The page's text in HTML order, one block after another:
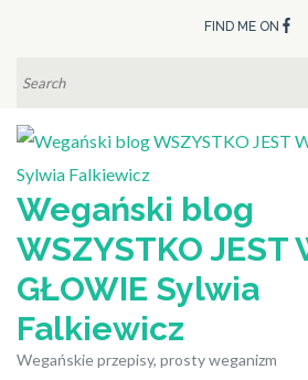
content
(Press
Enter)
FIND ME ON
Wegański blog
WSZYSTKO JEST
GŁOWIE Sylwia
Falkiewicz
Wegańskie przepisy, prosty weganizm